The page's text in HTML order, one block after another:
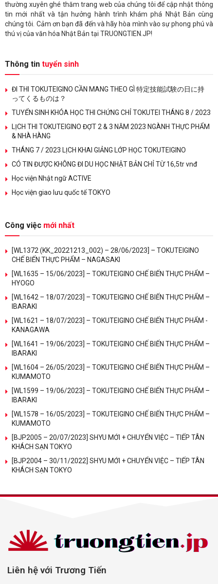
thường xuyên ghé thăm trang web của chúng tôi để cập nhật thông
tin mới nhất và tận hưởng hành trình khám phá Nhật Bản cùng
chúng tôi. Cảm ơn bạn đã đến và hãy hòa mình vào sự phong phú và
thú vị của văn hóa Nhật Bản tại TRUONGTIEN.JP!
Thông tin tuyển sinh
ĐI THI TOKUTEIGINO CẦN MANG THEO GÌ 特定技能試験の日に持
ってくるものは？
TUYỂN SINH KHÓA HỌC THI CHỨNG CHỈ TOKUTEI THÁNG 8 / 2023
LỊCH THI TOKUTEIGINO ĐỢT 2 & 3 NĂM 2023 NGÀNH THỰC PHẨM
& NHÀ HÀNG
THÁNG 7 / 2023 LỊCH KHAI GIẢNG LỚP HỌC TOKUTEIGINO
CÓ TIN ĐƯỢC KHÔNG ĐI DU HỌC NHẬT BẢN CHỈ TỪ 16,5tr vnđ
Học viện Nhật ngữ ACTIVE
Học viện giao lưu quốc tế TOKYO
Công việc mới nhất
[WL1372 (KK_20221213_002) – 28/06/2023] – TOKUTEIGINO
CHẾ BIẾN THỰC PHẨM – NAGASAKI
[WL1635 – 15/06/2023] – TOKUTEIGINO CHẾ BIẾN THỰC PHẨM –
HYOGO
[WL1642 – 18/07/2023] – TOKUTEIGINO CHẾ BIẾN THỰC PHẨM –
IBARAKI
[WL1621 – 18/07/2023] – TOKUTEIGINO CHẾ BIẾN THỰC PHẨM -
KANAGAWA
[WL1641 – 19/06/2023] – TOKUTEIGINO CHẾ BIẾN THỰC PHẨM –
IBARAKI
[WL1604 – 26/05/2023] – TOKUTEIGINO CHẾ BIẾN THỰC PHẨM –
KUMAMOTO
[WL1599 – 19/06/2023] – TOKUTEIGINO CHẾ BIẾN THỰC PHẨM –
IBARAKI
[WL1578 – 16/05/2023] – TOKUTEIGINO CHẾ BIẾN THỰC PHẨM –
KUMAMOTO
[BJP2005 – 20/07/2023] SHYU MỚI + CHUYỂN VIỆC – TIẾP TÂN
KHÁCH SẠN TOKYO
[BJP2004 – 30/11/2022] SHYU MỚI + CHUYỂN VIỆC – TIẾP TÂN
KHÁCH SẠN TOKYO
Liên hệ với Trương Tiến